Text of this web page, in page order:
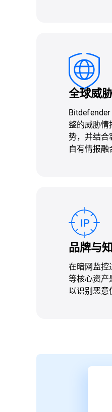
全球威
整的威胁情
势，并结合
自有情报融
品牌与
在暗网监控
等核心资产
以识别恶意